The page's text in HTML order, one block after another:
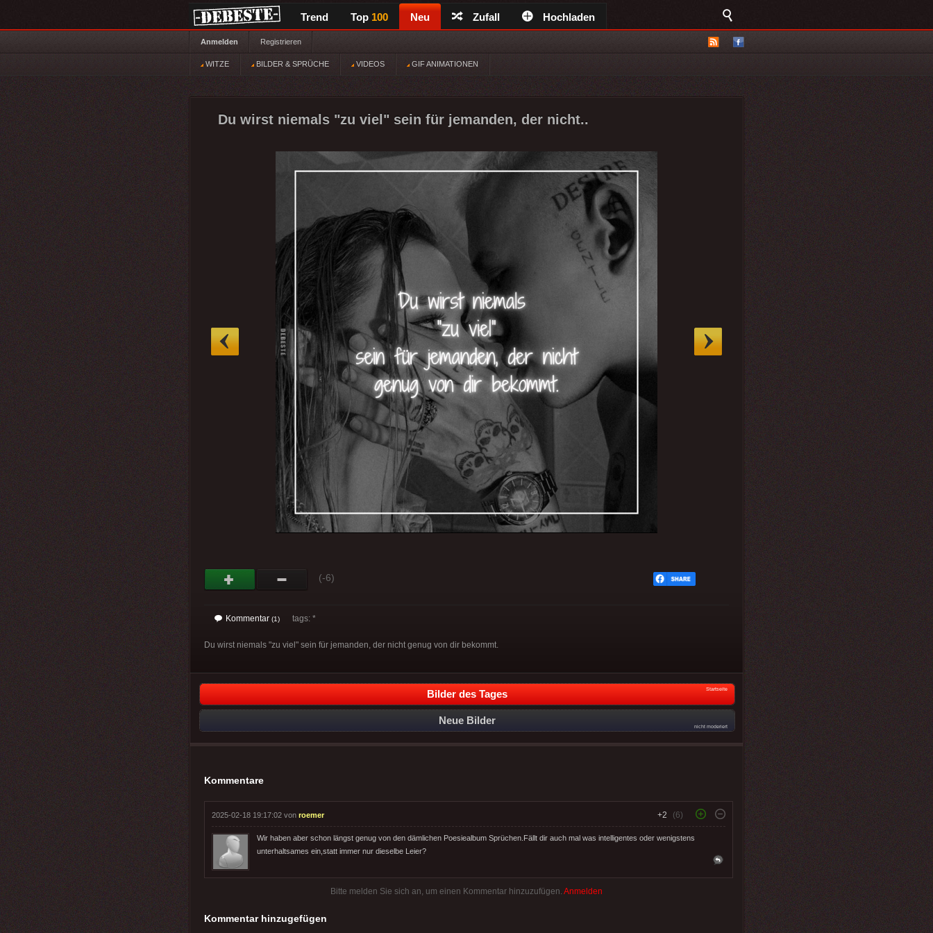
Trend Top 100 Neu Zufall Hochladen
Anmelden Registrieren
WITZE BILDER & SPRÜCHE VIDEOS GIF ANIMATIONEN
Du wirst niemals "zu viel" sein für jemanden, der nicht..
(-6)
Kommentar (1) tags: *
Du wirst niemals "zu viel" sein für jemanden, der nicht genug von dir bekommt.
Bilder des Tages Startseite
Neue Bilder
nicht moderiert
Kommentare
2025-02-18 19:17:02 von roemer +2 (6)
Wir haben aber schon längst genug von den dämlichen Poesiealbum Sprüchen.Fällt dir auch mal was intelligentes oder wenigstens
unterhaltsames ein,statt immer nur dieselbe Leier?
Bitte melden Sie sich an, um einen Kommentar hinzuzufügen. Anmelden
Kommentar hinzugefügen